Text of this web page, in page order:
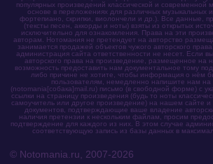
популярных произведений классической и современной
основе в переложениях для различных музыкальных
фортепиано, скрипки, виолончели и др.). Все данные,
(тексты песен, аккорды и ноты) взяты из открытых
исключительно для ознакомления. Права на эти
авторам. Нотомания не претендует на авторство
занимается продажей объектов чужого авторского
администрация сайта ответственности не несет. Если
авторского права на произведение, размещенное на
возможность предоставить нам документальное тому
либо причине не хотите, чтобы информация о нём
пользователям, немедленно напишите нам на
(notomania[собака]mail.ru) письмо (в свободной форме) с
ссылки на страницу произведения (будь то ноты
самоучитель или другое произведение) на нашем сайте и
документов, подтверждающие ваше владение
наличия претензии к нескольким файлам, просим
подтверждение для каждого из них. В этом случае
соответствующую запись из базы данных в
© Notomania.ru, 2007-2026